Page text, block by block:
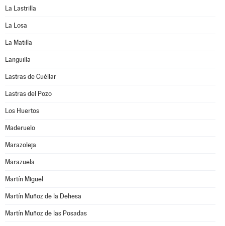
La Lastrilla
La Losa
La Matilla
Languilla
Lastras de Cuéllar
Lastras del Pozo
Los Huertos
Maderuelo
Marazoleja
Marazuela
Martín Miguel
Martín Muñoz de la Dehesa
Martín Muñoz de las Posadas